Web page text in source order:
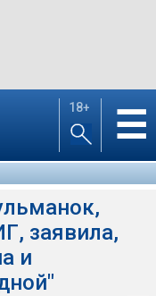
18+ ☰
заявила,
и